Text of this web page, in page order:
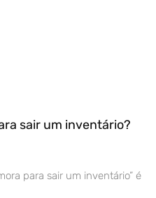
sair um inventário?
para sair um inventário” é